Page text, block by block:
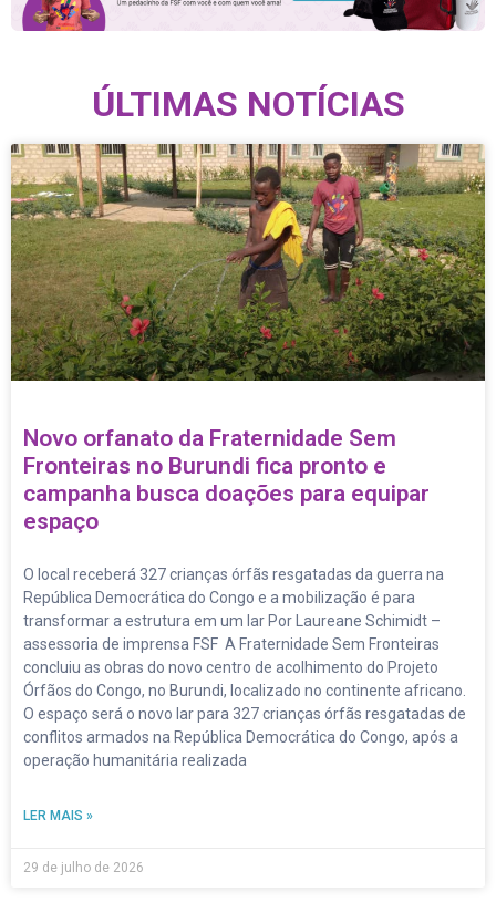
ÚLTIMAS NOTÍCIAS
Novo orfanato da Fraternidade Sem
Fronteiras no Burundi fica pronto e
campanha busca doações para equipar
espaço
O local receberá 327 crianças órfãs resgatadas da guerra na
República Democrática do Congo e a mobilização é para
transformar a estrutura em um lar Por Laureane Schimidt –
assessoria de imprensa FSF A Fraternidade Sem Fronteiras
concluiu as obras do novo centro de acolhimento do Projeto
Órfãos do Congo, no Burundi, localizado no continente africano.
O espaço será o novo lar para 327 crianças órfãs resgatadas de
conflitos armados na República Democrática do Congo, após a
operação humanitária realizada
LER MAIS »
29 de julho de 2026